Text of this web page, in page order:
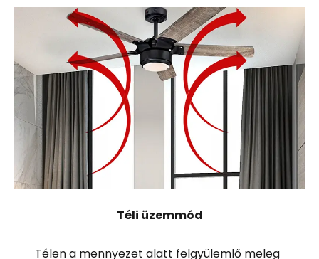
Téli üzemmód
Télen a mennyezet alatt felgyülemlő meleg